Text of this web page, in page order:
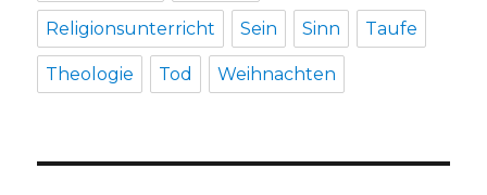
Religionsunterricht Sein Sinn Taufe
Theologie Tod Weihnachten